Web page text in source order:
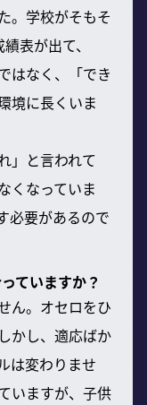
。学校がそもそ
表が出て、
はなく、「でき
境に長くいま
」と言われて
くなっていま
必要があるので
ていますか？
ん。オセロをひ
かし、適応ばか
は変わりませ
いますが、子供